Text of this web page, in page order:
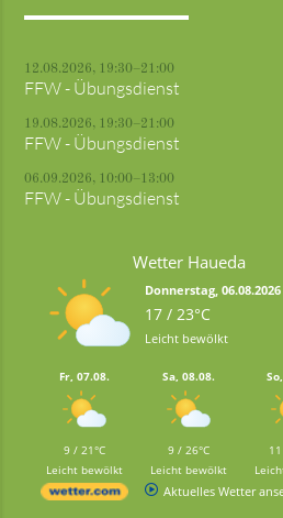
12.08.2026, 19:30–21:00
FFW - Übungsdienst
19.08.2026, 19:30–21:00
FFW - Übungsdienst
06.09.2026, 10:00–13:00
FFW - Übungsdienst
Wetter Haueda
Donnerstag, 06.08.2026
17 / 23°C
Leicht bewölkt
Fr, 07.08.
9 / 21°C
Leicht bewölkt
Sa, 08.08.
9 / 26°C
Leicht bewölkt
Aktuelles Wetter